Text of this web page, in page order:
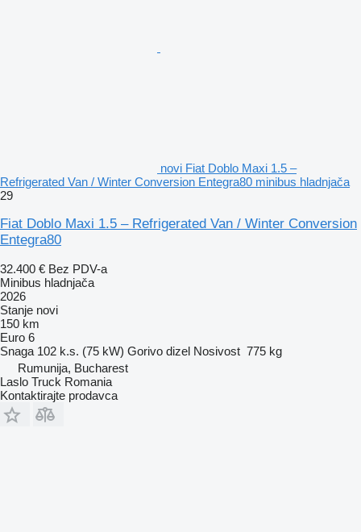
novi Fiat Doblo Maxi 1.5 –
Refrigerated Van / Winter Conversion Entegra80 minibus hladnjača
29
Fiat Doblo Maxi 1.5 – Refrigerated Van / Winter Conversion
Entegra80
32.400 € Bez PDV-a
Minibus hladnjača
2026
Stanje novi
150 km
Euro 6
Snaga 102 k.s. (75 kW) Gorivo dizel Nosivost 775 kg
Rumunija, Bucharest
Laslo Truck Romania
Kontaktirajte prodavca